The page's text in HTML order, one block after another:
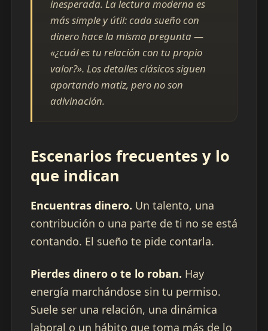
inesperada. La lectura moderna es
más simple y útil: cada sueño con
dinero hace la misma pregunta —
«¿cuál es tu relación con tu propio
valor?». Los detalles clásicos siguen
aportando matiz, pero no son
adivinación.
Escenarios frecuentes y lo
que indican
Encuentras dinero. Un talento, una
contribución o una parte de ti no se está
contando. El sueño te pide contarla.
Pierdes dinero o te lo roban. Hay
energía marchándose sin tu permiso.
Suele ser una relación, una dinámica
laboral o un hábito que toma más de lo